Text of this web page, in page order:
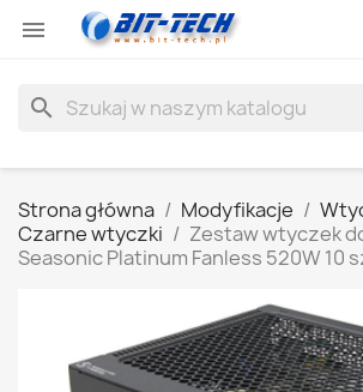

search
Strona główna Modyfikacje
Czarne wtyczki
Zestaw wtyczek
Seasonic Platinum Fanless 520W 10